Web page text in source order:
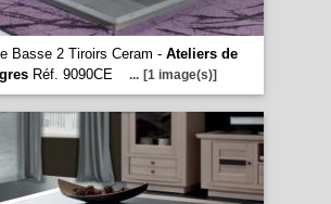
Basse 2 Tiroirs Ceram - Ateliers de
Réf. 9090CE ... [1 image(s)]